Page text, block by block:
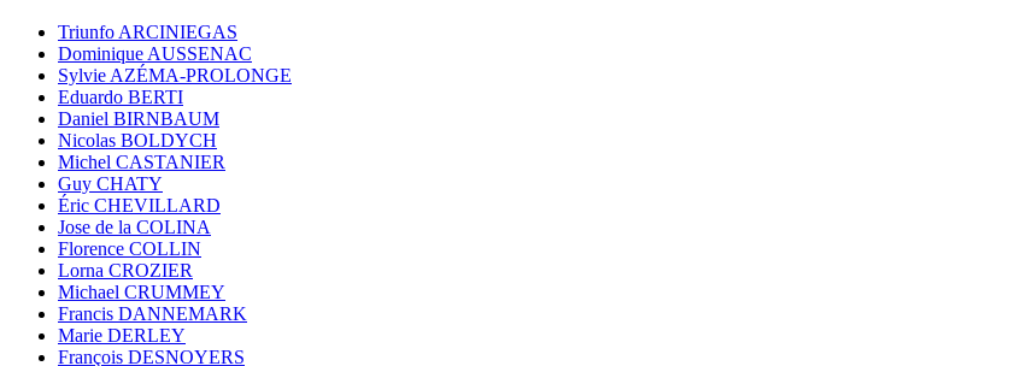
Triunfo ARCINIEGAS
Dominique AUSSENAC
Sylvie AZÉMA-PROLONGE
Eduardo BERTI
Daniel BIRNBAUM
Nicolas BOLDYCH
Michel CASTANIER
Guy CHATY
Éric CHEVILLARD
Jose de la COLINA
Florence COLLIN
Lorna CROZIER
Michael CRUMMEY
Francis DANNEMARK
Marie DERLEY
François DESNOYERS